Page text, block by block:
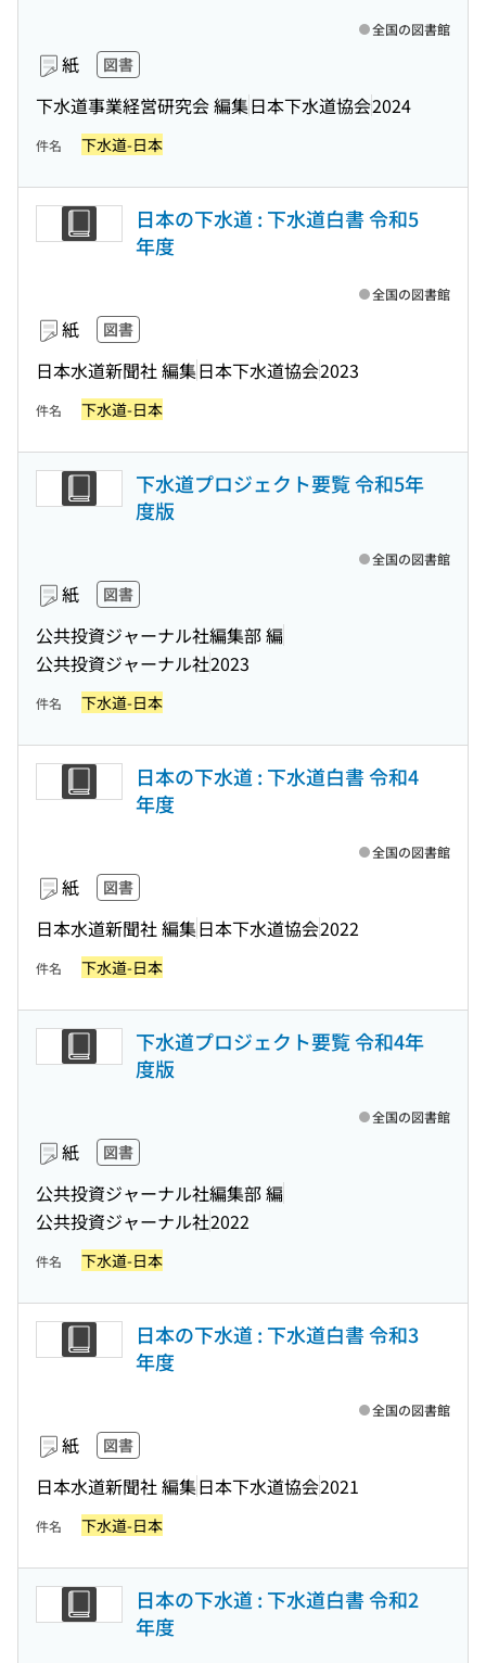
紙 図書
下水道事業経営研究会 編集日本下水道協会2024
全国の図書館
件名 下水道-日本
日本の下水道 : 下水道白書 令和5
年度
紙 図書
日本水道新聞社 編集日本下水道協会2023
全国の図書館
件名 下水道-日本
下水道プロジェクト要覧 令和5年
度版
紙 図書
公共投資ジャーナル社編集部 編
公共投資ジャーナル社2023
全国の図書館
件名 下水道-日本
日本の下水道 : 下水道白書 令和4
年度
紙 図書
日本水道新聞社 編集日本下水道協会2022
全国の図書館
件名 下水道-日本
下水道プロジェクト要覧 令和4年
度版
紙 図書
公共投資ジャーナル社編集部 編
公共投資ジャーナル社2022
全国の図書館
件名 下水道-日本
日本の下水道 : 下水道白書 令和3
年度
紙 図書
日本水道新聞社 編集日本下水道協会2021
全国の図書館
件名 下水道-日本
日本の下水道 : 下水道白書 令和2
年度